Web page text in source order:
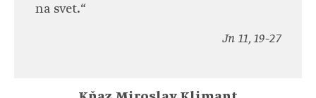
na svet.“
Jn 11, 19-27